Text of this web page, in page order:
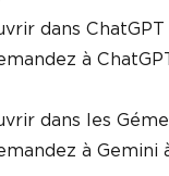
dans ChatGPT
à
dans les
à